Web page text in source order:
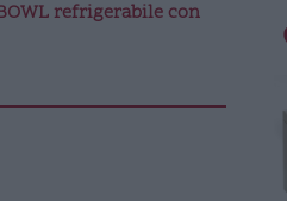
refrigerabile con